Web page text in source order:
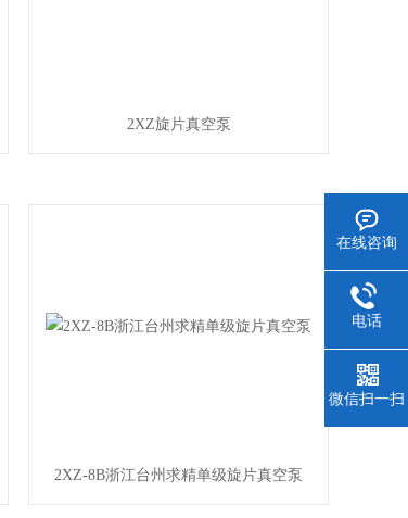
2XZ旋片真空泵
2XZ-8B浙江台州求精单级旋片真空泵
在线咨询
电话
微信扫一扫